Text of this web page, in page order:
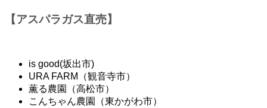
【アスパラガス直売】
is good(坂出市)
URA FARM（観音寺市）
薫る農園（高松市）
こんちゃん農園（東かがわ市）